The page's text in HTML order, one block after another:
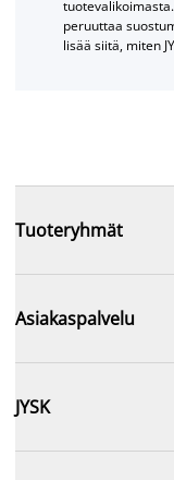
tuotevalikoimasta.
peruuttaa
lisää siitä, miten
Tuoteryhmät
Asiakaspalvelu
JYSK